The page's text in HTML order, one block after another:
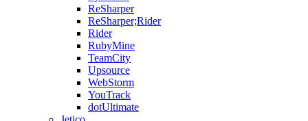
ReSharper
ReSharper;Rider
Rider
RubyMine
TeamCity
Upsource
WebStorm
YouTrack
dotUltimate